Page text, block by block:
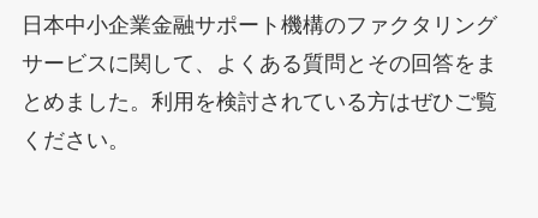
日本中小企業金融サポート機構のファクタリング
サービスに関して、よくある質問とその回答をま
とめました。利用を検討されている方はぜひご覧
ください。